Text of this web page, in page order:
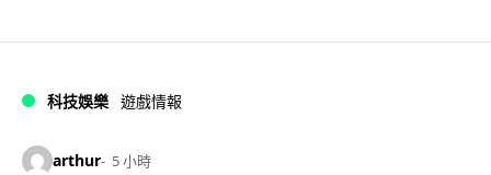
科技娛樂 遊戲情報
arthur 5 小時